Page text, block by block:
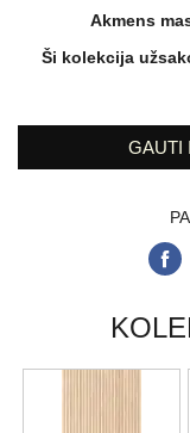
Akmens
Ši kolekcija
GAUTI